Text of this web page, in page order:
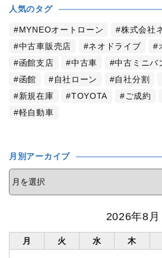
人気のタグ
MYNEOオートローン
株式会社
中古車販売店
ネオドライブ
函館支店
中古車 中古ミニバ
函館
自社ローン 自社分割
新規在庫
TOYOTA ご成約
軽自動車
月別アーカイブ
2026年8月
月 火 水 木